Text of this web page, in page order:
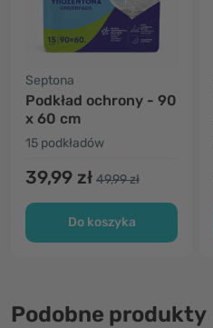
Septona
Podkład ochrony - 90
x 60 cm
15 podkładów
39,99 zł 49,99 zł
Do koszyka
Podobne produkty